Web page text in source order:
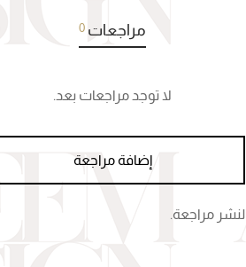
مراجعات 0
لا توجد مراجعات بعد.
إضافة مراجعة
لنشر مراجعة.